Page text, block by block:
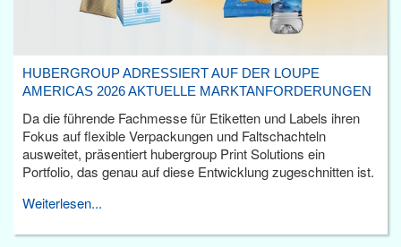
HUBERGROUP ADRESSIERT AUF DER LOUPE
AMERICAS 2026 AKTUELLE MARKTANFORDERUNGEN
Da die führende Fachmesse für Etiketten und Labels ihren
Fokus auf flexible Verpackungen und Faltschachteln
ausweitet, präsentiert hubergroup Print Solutions ein
Portfolio, das genau auf diese Entwicklung zugeschnitten ist.
Weiterlesen...